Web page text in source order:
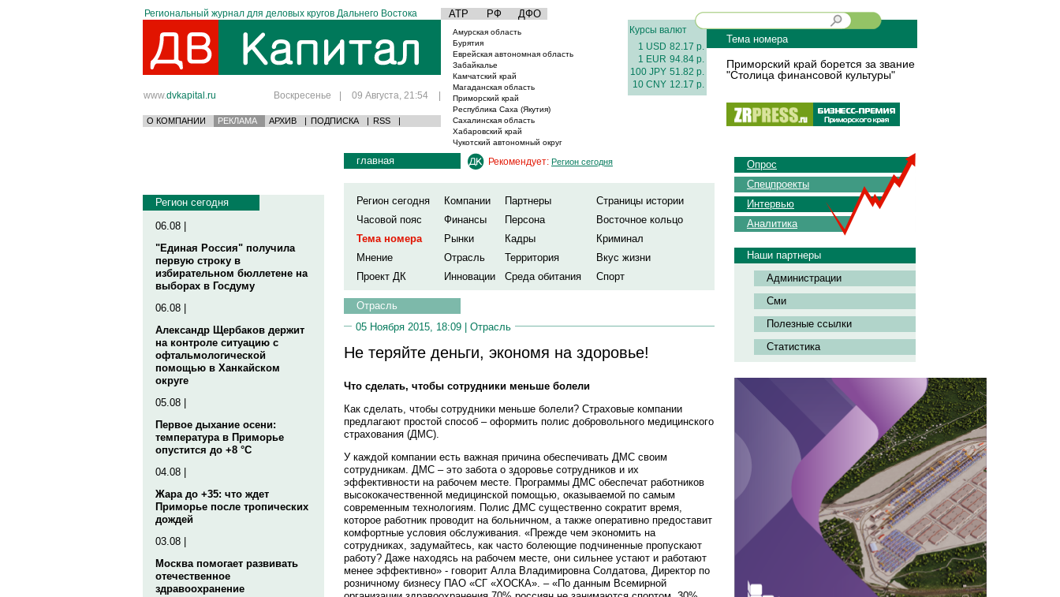
Региональный журнал для деловых кругов Дальнего Востока АТР РФ ДФО
www.dvkapital.ru Воскресенье | 09 Августа, 21:54 |
О КОМПАНИИ РЕКЛАМА АРХИВ | ПОДПИСКА | RSS |
Амурская область
Бурятия
Еврейская автономная область
Забайкалье
Камчатский край
Магаданская область
Приморский край
Республика Саха (Якутия)
Сахалинская область
Хабаровский край
Чукотский автономный округ
Курсы валют
1 USD 82.17 р.
1 EUR 94.84 р.
100 JPY 51.82 р.
10 CNY 12.17 р.
Тема номера
Приморский край борется за звание
"Столица финансовой культуры"
Регион сегодня
06.08 |
"Единая Россия" получила
первую строку в
избирательном бюллетене на
выборах в Госдуму
06.08 |
Александр Щербаков держит
на контроле ситуацию с
офтальмологической
помощью в Ханкайском
округе
05.08 |
Первое дыхание осени:
температура в Приморье
опустится до +8 °C
04.08 |
Жара до +35: что ждет
Приморье после тропических
дождей
03.08 |
Москва помогает развивать
отечественное
здравоохранение
главная Рекомендует: Регион сегодня
Регион сегодня Компании Партнеры
Страницы истории
Часовой пояс
Финансы Персона
Восточное кольцо
Тема номера
Рынки Кадры
Криминал
Мнение
Отрасль Территория
Вкус жизни
Проект ДК
Инновации Среда обитания Спорт
Отрасль
05 Ноября 2015, 18:09 | Отрасль
Не теряйте деньги, экономя на здоровье!
Что сделать, чтобы сотрудники меньше болели
Как сделать, чтобы сотрудники меньше болели? Страховые компании
предлагают простой способ – оформить полис добровольного медицинского
страхования (ДМС).
У каждой компании есть важная причина обеспечивать ДМС своим
сотрудникам. ДМС – это забота о здоровье сотрудников и их
эффективности на рабочем месте. Программы ДМС обеспечат работников
высококачественной медицинской помощью, оказываемой по самым
современным технологиям. Полис ДМС существенно сократит время,
которое работник проводит на больничном, а также оперативно предоставит
комфортные условия обслуживания. «Прежде чем экономить на
сотрудниках, задумайтесь, как часто болеющие подчиненные пропускают
работу? Даже находясь на рабочем месте, они сильнее устают и работают
менее эффективно» - говорит Алла Владимировна Солдатова, Директор по
розничному бизнесу ПАО «СГ «ХОСКА». – «По данным Всемирной
Опрос
Спецпроекты
Интервью
Аналитика
Наши партнеры
Администрации
Сми
Полезные ссылки
Статистика